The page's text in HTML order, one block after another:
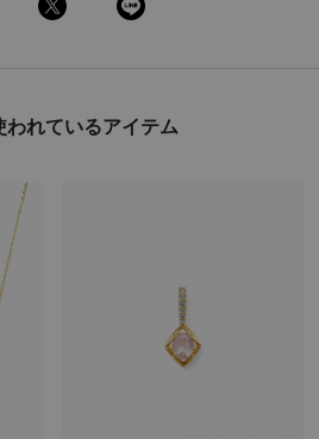
われているアイテム